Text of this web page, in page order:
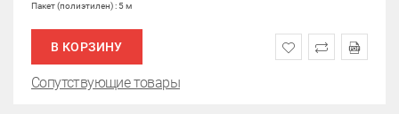
Пакет (полиэтилен) : 5 м
В КОРЗИНУ
Сопутствующие товары